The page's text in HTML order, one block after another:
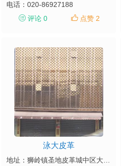
电话： 020-86927188
评论 0
点赞 2
泳大皮革